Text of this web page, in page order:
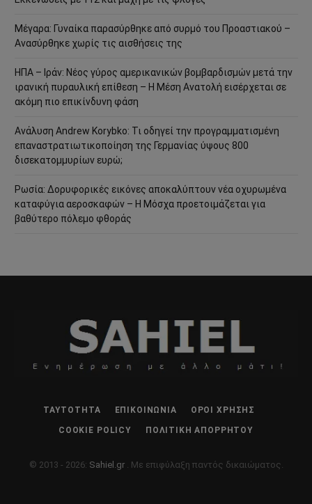
Μέγαρα: Γυναίκα παρασύρθηκε από συρμό του Προαστιακού –
Ανασύρθηκε χωρίς τις αισθήσεις της
ΗΠΑ – Ιράν: Νέος γύρος αμερικανικών βομβαρδισμών μετά την
ιρανική πυραυλική επίθεση – Η Μέση Ανατολή εισέρχεται σε
ακόμη πιο επικίνδυνη φάση
Ανάλυση Andrew Korybko: Τι οδηγεί την προγραμματισμένη
επαναστρατιωτικοποίηση της Γερμανίας ύψους 800
δισεκατομμυρίων ευρώ;
Ρωσία: Δορυφορικές εικόνες αποκαλύπτουν νέα οχυρωμένα
καταφύγια αεροσκαφών – Η Μόσχα προετοιμάζεται για
βαθύτερο πόλεμο φθοράς
ΤΑΥΤΌΤΗΤΑ ΕΠΙΚΟΙΝΩΝΊΑ ΌΡΟΙ ΧΡΉΣΗΣ
COOKIE POLICY ΠΟΛΙΤΙΚΉ ΑΠΟΡΡΉΤΟΥ
© 2013 - 2026: Sahiel.gr . Με επιφύλαξη παντός δικαιώματος.